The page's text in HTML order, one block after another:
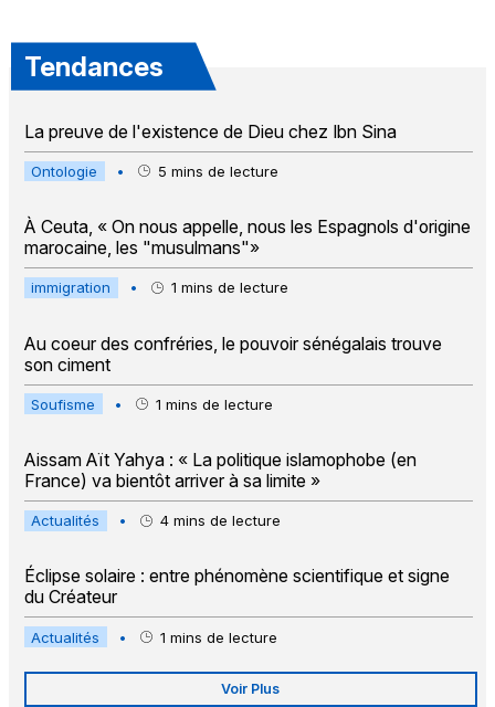
Tendances
La preuve de l'existence de Dieu chez Ibn Sina
Ontologie • 5 mins de lecture
À Ceuta, « On nous appelle, nous les Espagnols d'origine
marocaine, les "musulmans"»
immigration • 1 mins de lecture
Au coeur des confréries, le pouvoir sénégalais trouve
son ciment
Soufisme • 1 mins de lecture
Aissam Aït Yahya : « La politique islamophobe (en
France) va bientôt arriver à sa limite »
Actualités • 4 mins de lecture
Éclipse solaire : entre phénomène scientifique et signe
du Créateur
Actualités • 1 mins de lecture
Voir Plus